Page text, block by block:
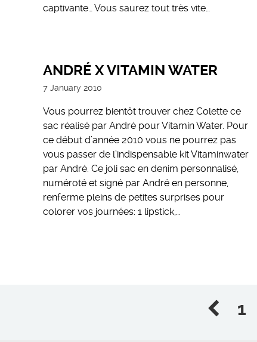
captivante… Vous saurez tout très vite…
ANDRÉ X VITAMIN WATER
7 January 2010
Vous pourrez bientôt trouver chez Colette ce
sac réalisé par André pour Vitamin Water. Pour
ce début d’année 2010 vous ne pourrez pas
vous passer de l’indispensable kit Vitaminwater
par André. Ce joli sac en denim personnalisé,
numéroté et signé par André en personne,
renferme pleins de petites surprises pour
colorer vos journées: 1 lipstick,…
1